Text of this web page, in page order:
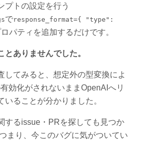
プトの設定を行う
でresponse_format={ "type":
パティを追加するだけです。
とありませんでした。
してみると、想定外の型変換によ
効化がされないままOpenAIへリ
いることが分かりました。
するissue・PRを探しても見つか
まり、今このバグに気がついてい